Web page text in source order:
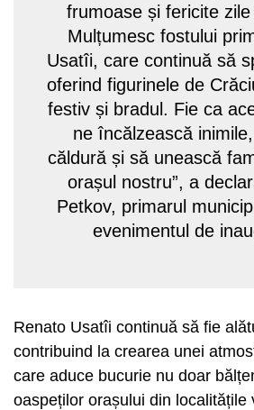
frumoase și fericite zile
Mulțumesc fostului
Usatîi, care continuă să
oferind figurinele de
festiv și bradul. Fie ca
ne încălzească
căldură și să unească
orașul nostru”, a
Petkov, primarul
evenimentul de
Renato Usatîi continuă să fie
contribuind la crearea unei
care aduce bucurie nu doar
oaspeților orașului din localitățile